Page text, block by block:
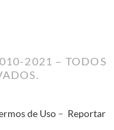
2021 – TODOS
de Uso – Reportar